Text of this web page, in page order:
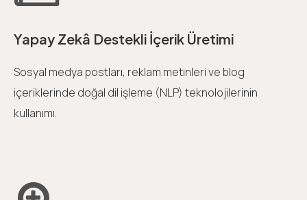
Yapay Zekâ Destekli İçerik Üretimi
Sosyal medya postları, reklam metinleri ve blog
içeriklerinde doğal dil işleme (NLP) teknolojilerinin
kullanımı.